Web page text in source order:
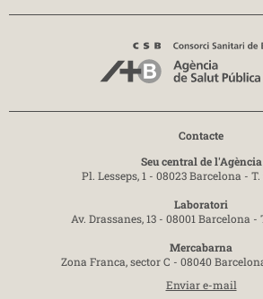
Contacte
Seu central de l'Agència
Pl. Lesseps, 1 - 08023 Barcelona - T.
Laboratori
Av. Drassanes, 13 - 08001 Barcelona -
Mercabarna
Zona Franca, sector C - 08040
Enviar e-mail